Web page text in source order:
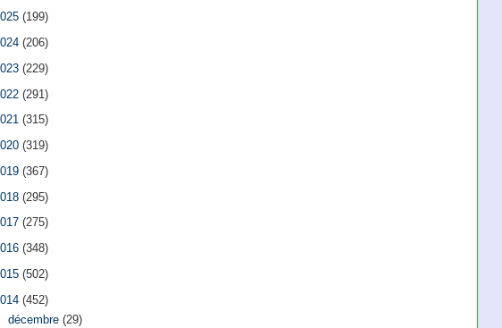
(199)
(206)
(229)
(291)
(315)
(319)
(367)
(295)
(275)
(348)
(502)
(452)
décembre (29)